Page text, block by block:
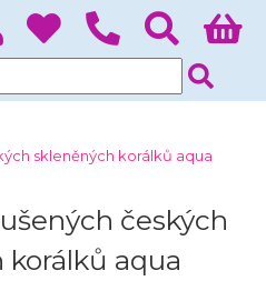
skleněných korálků aqua
českých
aqua